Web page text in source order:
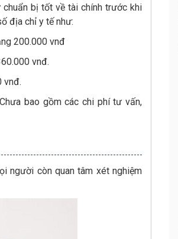
bị tốt về tài chính trước khi
địa chỉ y tế như:
200.000 vnđ
vnđ.
vnđ.
bao gồm các chi phí tư vấn,
người còn quan tâm xét nghiệm